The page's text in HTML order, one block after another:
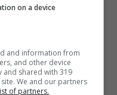
ha
on a device
and information from
and other device
and shared with 319
We and our partners
of partners.